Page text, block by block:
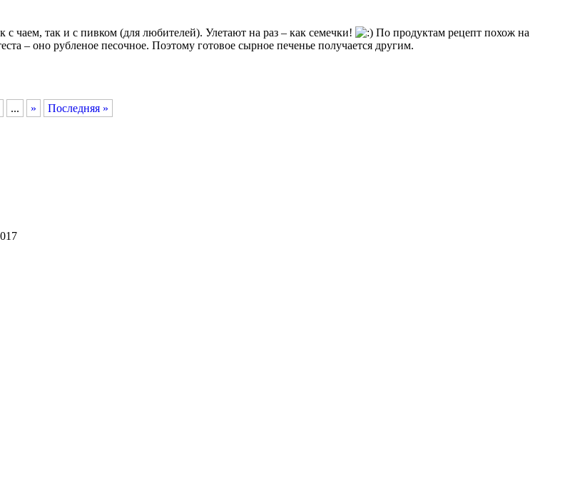
чаем, так и с пивком (для любителей). Улетают на раз – как семечки!
По продуктам рецепт похож на
– оно рубленое песочное. Поэтому готовое сырное печенье получается другим.
... »
Последняя »